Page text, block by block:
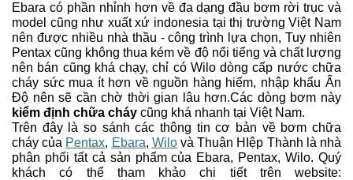
Ebara có phần nhỉnh hơn về đa dạng đầu bơm rời trục và
model cũng như xuất xứ indonesia tại thị trường Việt Nam
nên được nhiều nhà thầu - công trình lựa chọn, Tuy nhiên
Pentax cũng không thua kém về độ nổi tiếng và chất lượng
nên bán cũng khá chạy, chỉ có Wilo dòng cấp nước chữa
cháy sức mua ít hơn về nguồn hàng hiếm, nhập khẩu Ấn
Độ nên sẽ cần chờ thời gian lâu hơn.Các dòng bơm này
kiểm định chữa cháy cũng khá nhanh tại Việt Nam.
Trên đây là so sánh các thông tin cơ bản về bơm chữa
cháy của Pentax, Ebara, Wilovà Thuận HIệp Thành là nhà
phân phối tất cả sản phẩm của Ebara, Pentax, Wilo. Quý
khách có thể tham khảo chi tiết trên website: